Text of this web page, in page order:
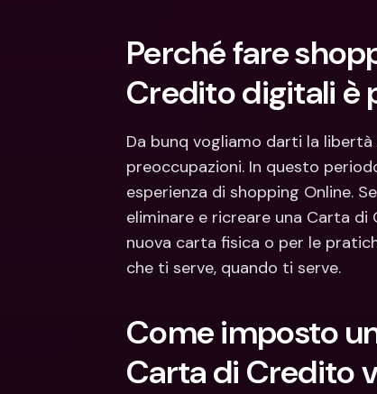
Perché fare
Credito digitali è
Da bunq vogliamo darti la
preoccupazioni. In questo
esperienza di shopping Online.
eliminare e ricreare una Carta
nuova carta fisica o per le
che ti serve, quando ti serve.
Come imposto
Carta di Credito